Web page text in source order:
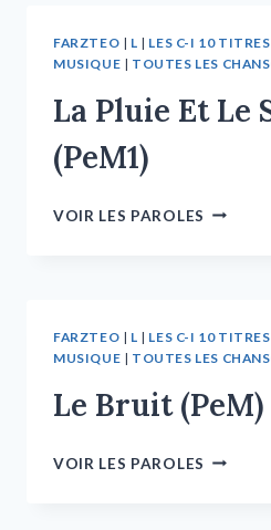
FARZTEO | L | LES C-I 10
MUSIQUE | TOUTES LES
La Pluie Et Le
(PeM1)
VOIR LES PAROLES
FARZTEO | L | LES C-I 10
MUSIQUE | TOUTES LES
Le Bruit (PeM)
VOIR LES PAROLES